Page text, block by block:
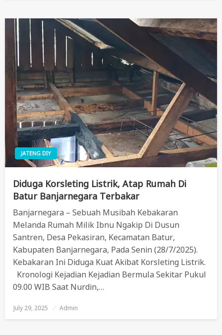
JATENG DIY
Diduga Korsleting Listrik, Atap Rumah Di
Batur Banjarnegara Terbakar
Banjarnegara – Sebuah Musibah Kebakaran
Melanda Rumah Milik Ibnu Ngakip Di Dusun
Santren, Desa Pekasiran, Kecamatan Batur,
Kabupaten Banjarnegara, Pada Senin (28/7/2025).
Kebakaran Ini Diduga Kuat Akibat Korsleting Listrik.
Kronologi Kejadian Kejadian Bermula Sekitar Pukul
09.00 WIB Saat Nurdin,…
Posted
On
July 29, 2025 Admin